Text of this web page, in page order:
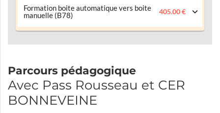
Formation boite automatique vers boite
manuelle (B78)
405.00 €
Parcours pédagogique
Avec Pass Rousseau et CER
BONNEVEINE